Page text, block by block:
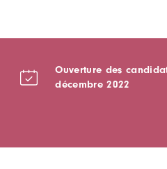
Ouverture des
décembre 2022